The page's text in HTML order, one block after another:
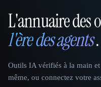
That AI
L'annuaire des
l'ère des agents.
Outils IA vérifiés à la main
même, ou connectez votre